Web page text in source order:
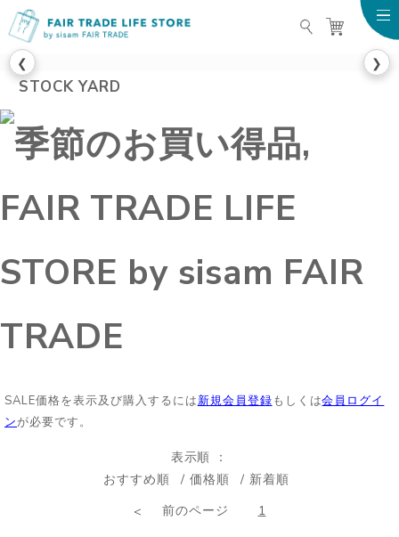
FAIR TRADE LIFE
❮ ❯
STOCK YARD
SALE価格を表示及び購入するには新規会員登録もしくは会員ログイ
ンが必要です。
表示順
おすすめ順
価格順
新着順
前のページ
1